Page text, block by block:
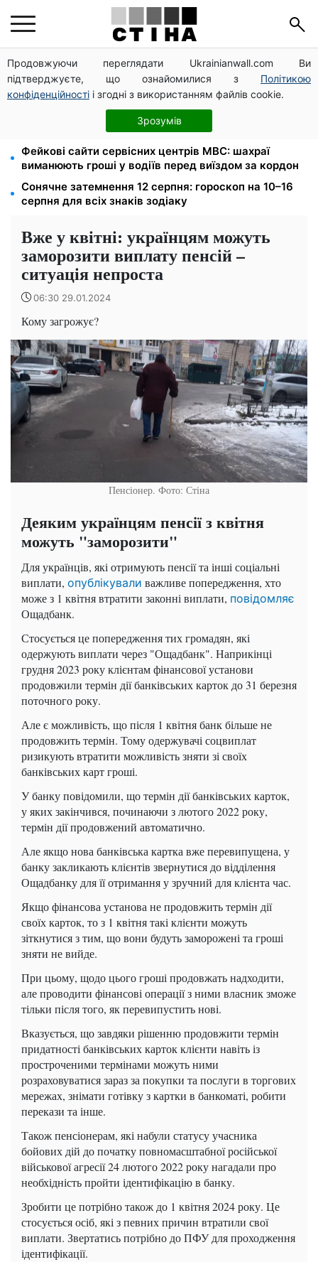
Продовжуючи переглядати Ukrainianwall.com Ви
підтверджуєте, що ознайомилися з Політикою
конфіденційності і згодні з використанням файлів cookie.
Зрозумів
Церковне свято 9 серпня: апостол Матфій, три
суворі заборони Успенського посту та прикмети на
зиму
Зарплата 30 000 грн — пенсія 11 500 грн: ПФУ
пояснив формулу розрахунку виплат у 2026 році
Фейкові сайти сервісних центрів МВС: шахраї
виманюють гроші у водіїв перед виїздом за кордон
Сонячне затемнення 12 серпня: гороскоп на 10–16
серпня для всіх знаків зодіаку
Вже у квітні: українцям можуть
заморозити виплату пенсій –
ситуація непроста
06:30 29.01.2024
Кому загрожує?
Пенсіонер. Фото: Стіна
Деяким українцям пенсії з квітня
можуть "заморозити"
Для українців, які отримують пенсії та інші соціальні
виплати, опублікували важливе попередження, хто
може з 1 квітня втратити законні виплати, повідомляє
Ощадбанк.
Стосується це попередження тих громадян, які
одержують виплати через "Ощадбанк". Наприкінці
грудня 2023 року клієнтам фінансової установи
продовжили термін дії банківських карток до 31 березня
поточного року.
Але є можливість, що після 1 квітня банк більше не
продовжить термін. Тому одержувачі соцвиплат
ризикують втратити можливість зняти зі своїх
банківських карт гроші.
У банку повідомили, що термін дії банківських карток,
у яких закінчився, починаючи з лютого 2022 року,
термін дії продовжений автоматично.
Але якщо нова банківська картка вже перевипущена, у
банку закликають клієнтів звернутися до відділення
Ощадбанку для її отримання у зручний для клієнта час.
Якщо фінансова установа не продовжить термін дії
своїх карток, то з 1 квітня такі клієнти можуть
зіткнутися з тим, що вони будуть заморожені та гроші
зняти не вийде.
При цьому, щодо цього гроші продовжать надходити,
але проводити фінансові операції з ними власник зможе
тільки після того, як перевипустить нові.
Вказується, що завдяки рішенню продовжити термін
придатності банківських карток клієнти навіть із
простроченими термінами можуть ними
розраховуватися зараз за покупки та послуги в торгових
мережах, знімати готівку з картки в банкоматі, робити
перекази та інше.
Також пенсіонерам, які набули статусу учасника
бойових дій до початку повномасштабної російської
військової агресії 24 лютого 2022 року нагадали про
необхідність пройти ідентифікацію в банку.
Зробити це потрібно також до 1 квітня 2024 року. Це
стосується осіб, які з певних причин втратили свої
виплати. Звертатись потрібно до ПФУ для проходження
ідентифікації.